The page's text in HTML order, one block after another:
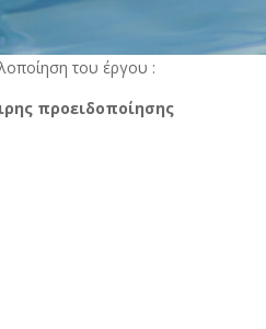
του έργου :
προειδοποίησης